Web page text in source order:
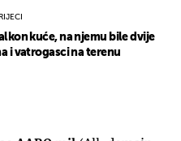
kuće, na njemu bile dvije
i vatrogasci na terenu